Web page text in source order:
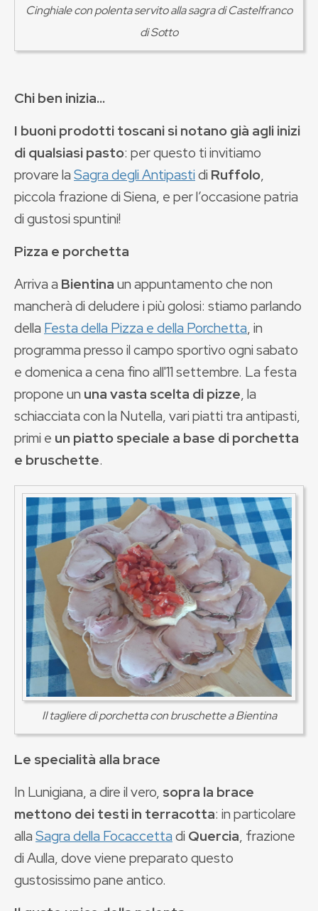
Cinghiale con polenta servito alla sagra di Castelfranco
di Sotto
Chi ben inizia...
I buoni prodotti toscani si notano già agli inizi
di qualsiasi pasto: per questo ti invitiamo
provare laSagra degli Antipastidi Ruffolo,
piccola frazione di Siena, e per l’occasione patria
di gustosi spuntini!
Pizza e porchetta
Arriva a Bientinaun appuntamento che non
mancherà di deludere i più golosi: stiamo parlando
della Festa della Pizza e della Porchetta, in
programma presso il campo sportivo ogni sabato
e domenica a cena fino all'11 settembre. La festa
propone un una vasta scelta di pizze, la
schiacciata con la Nutella, vari piatti tra antipasti,
primi e un piatto speciale a base di porchetta
e bruschette.
Il tagliere di porchetta con bruschette a Bientina
Le specialità alla brace
In Lunigiana, a dire il vero, sopra la brace
mettono dei testi in terracotta: in particolare
allaSagra della Focaccettadi Quercia, frazione
di Aulla, dove viene preparato questo
gustosissimo pane antico.